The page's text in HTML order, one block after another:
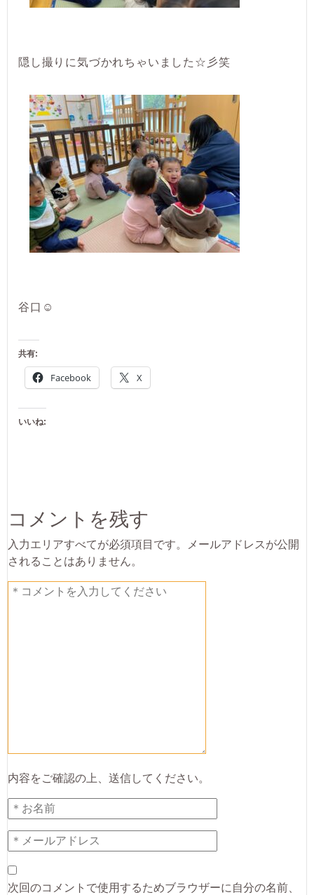
隠し撮りに気づかれちゃいました☆彡笑
谷口☺
共有:
Facebook X
いいね:
コメントを残す
入力エリアすべてが必須項目です。メールアドレスが公開
されることはありません。
内容をご確認の上、送信してください。
次回のコメントで使用するためブラウザーに自分の名前、